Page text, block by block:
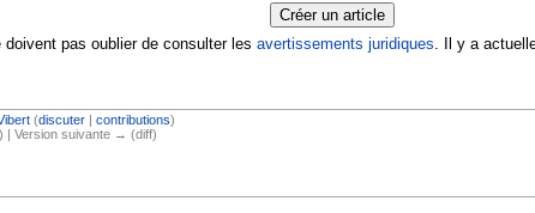
pas oublier de consulter les avertissements juridiques. Il y a
(discuter| contributions)
| Version suivante → (diff)